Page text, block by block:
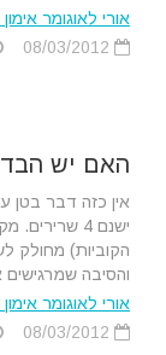
אורי לאוגומר
האם יש
אין כזה דבר בטן
ישנם 4
הקוביות) מחולק
והסיבה
אורי לאוגומר